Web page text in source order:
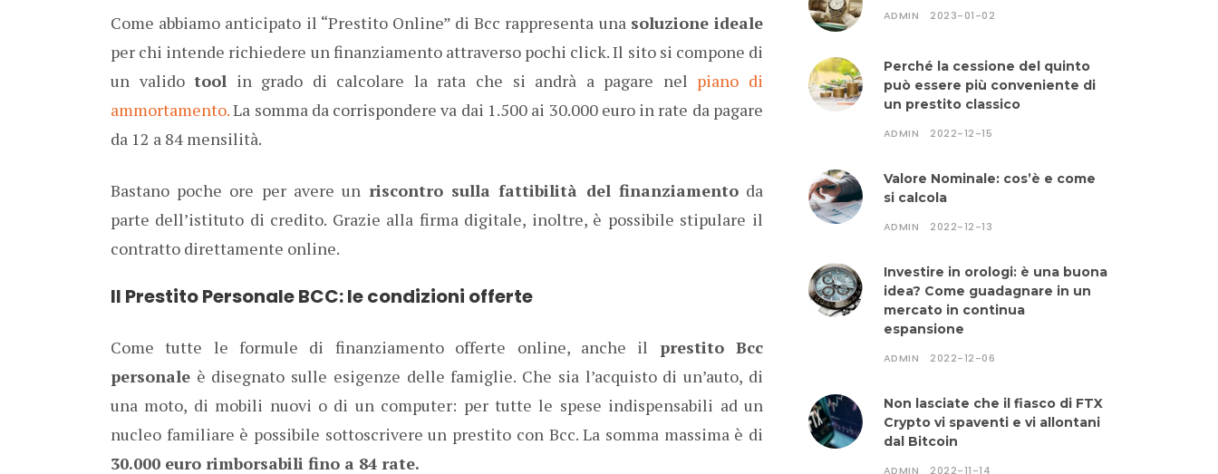
Come abbiamo anticipato il “Prestito Online” di Bcc rappresenta una soluzione ideale
per chi intende richiedere un finanziamento attraverso pochi click. Il sito si compone di
un validotool in grado di calcolare la rata che si andrà a pagare nel piano di
ammortamento.La somma da corrispondere va dai 1.500 ai 30.000 euro in rate da pagare
da 12 a 84 mensilità.
Bastano poche ore per avere un riscontro sulla fattibilità del finanziamentoda
parte dell’istituto di credito. Grazie alla firma digitale, inoltre, è possibile stipulare il
contratto direttamente online.
Il Prestito Personale BCC: le condizioni offerte
Come tutte le formule di finanziamento offerte online, anche il prestito Bcc
personale è disegnato sulle esigenze delle famiglie. Che sia l’acquisto di un’auto, di
una moto, di mobili nuovi o di un computer: per tutte le spese indispensabili ad un
nucleo familiare è possibile sottoscrivere un prestito con Bcc. La somma massima è di
30.000 euro rimborsabili fino a 84 rate.
ADMIN 2023-01-02
Perché la cessione del quinto
può essere più conveniente di
un prestito classico
ADMIN 2022-12-15
Valore Nominale: cos’è e come
si calcola
ADMIN 2022-12-13
Investire in orologi: è una buona
idea? Come guadagnare in un
mercato in continua
espansione
ADMIN 2022-12-06
Non lasciate che il fiasco di FTX
Crypto vi spaventi e vi allontani
dal Bitcoin
ADMIN 2022-11-14